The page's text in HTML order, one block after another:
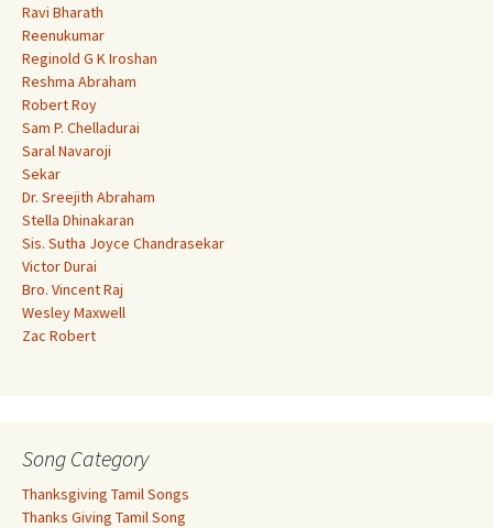
Ravi Bharath
Reenukumar
Reginold G K Iroshan
Reshma Abraham
Robert Roy
Sam P. Chelladurai
Saral Navaroji
Sekar
Dr. Sreejith Abraham
Stella Dhinakaran
Sis. Sutha Joyce Chandrasekar
Victor Durai
Bro. Vincent Raj
Wesley Maxwell
Zac Robert
Song Category
Thanksgiving Tamil Songs
Thanks Giving Tamil Song